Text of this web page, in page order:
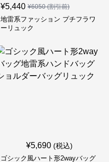
¥5,440 ¥6050(割引前)
地雷系ファッション プチフラワ
ーリュック
¥5,690 (税込)
ゴシック風ハート形2wayバッグ